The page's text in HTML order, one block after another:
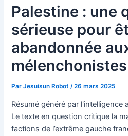
Palestine : une
sérieuse pour
abandonnée
mélenchonistes
ParJesuisun Robot /26 mars 2025
Résumé généré par l'intelligence
Le texte en question critique la
factions de l’extrême gauche